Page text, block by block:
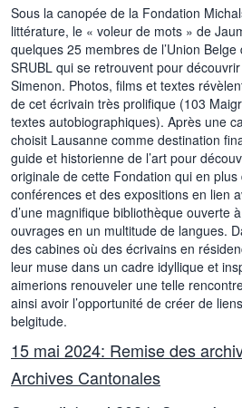
Sous la canopée de la Fondation
littérature, le « voleur de mots » de
quelques 25 membres de l’Union
SRUBL qui se retrouvent pour
Simenon. Photos, films et textes
de cet écrivain très prolifique (103
textes autobiographiques). Après une
choisit Lausanne comme destination
guide et historienne de l’art pour
originale de cette Fondation qui en plus
conférences et des expositions en lien
d’une magnifique bibliothèque ouverte
ouvrages en un multitude de langues.
des cabines où des écrivains en
leur muse dans un cadre idyllique et
aimerions renouveler une telle
ainsi avoir l’opportunité de créer de
belgitude.
15 mai 2024: Remise des
Archives Cantonales